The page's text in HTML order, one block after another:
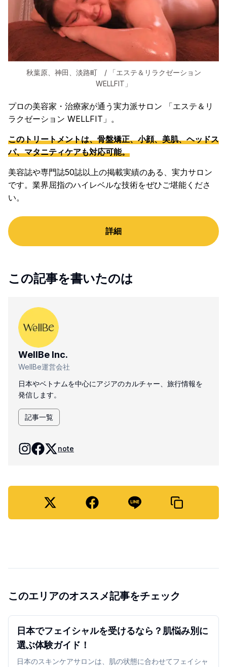
秋葉原、神田、淡路町 / 「エステ＆リラクゼーション
WELLFIT」
プロの美容家・治療家が通う実力派サロン 「エステ＆リ
ラクゼーション WELLFIT」。
このトリートメントは、骨盤矯正、小顔、美肌、ヘッドス
パ、マタニティケアも対応可能。
美容誌や専門誌50誌以上の掲載実績のある、実力サロン
です。業界屈指のハイレベルな技術をぜひご堪能くださ
い。
詳細
この記事を書いたのは
WellBe Inc.
WellBe運営会社
日本やベトナムを中心にアジアのカルチャー、旅行情報を
発信します。
記事一覧
note
このエリアのオススメ記事をチェック
日本でフェイシャルを受けるなら？肌悩み別に
選ぶ体験ガイド！
日本のスキンケアサロンは、肌の状態に合わせてフェイシャ